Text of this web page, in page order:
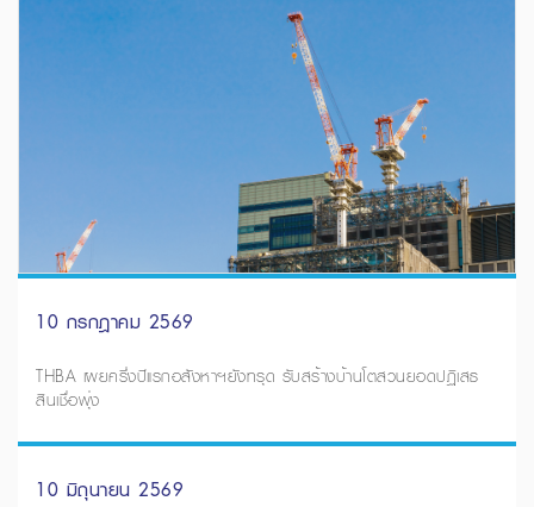
10 กรกฎาคม 2569
THBA เผยครึ่งปีแรกอสังหาฯยังทรุด รับสร้างบ้านโตสวนยอดปฏิเสธ
สินเชื่อพุ่ง
10 มิถุนายน 2569